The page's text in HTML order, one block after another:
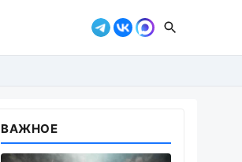
ВАЖНОЕ